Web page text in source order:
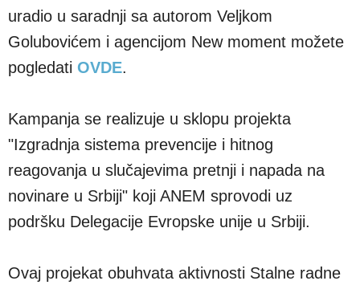
uradio u saradnji sa autorom Veljkom
Golubovićem i agencijom New moment možete
pogledati OVDE.
Kampanja se realizuje u sklopu projekta
"Izgradnja sistema prevencije i hitnog
reagovanja u slučajevima pretnji i napada na
novinare u Srbiji" koji ANEM sprovodi uz
podršku Delegacije Evropske unije u Srbiji.
Ovaj projekat obuhvata aktivnosti Stalne radne